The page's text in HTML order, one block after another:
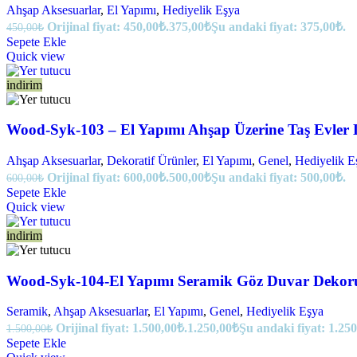
Ahşap Aksesuarlar, El Yapımı, Hediyelik Eşya
450,00₺ Orijinal fiyat: 450,00₺.375,00₺Şu andaki fiyat: 375,00₺.
Sepete Ekle
Quick view
indirim
Wood-Syk-103 – El Yapımı Ahşap Üzerine Taş Evler
Ahşap Aksesuarlar, Dekoratif Ürünler, El Yapımı, Genel, Hediyelik
600,00₺ Orijinal fiyat: 600,00₺.500,00₺Şu andaki fiyat: 500,00₺.
Sepete Ekle
Quick view
indirim
Wood-Syk-104-El Yapımı Seramik Göz Duvar
Seramik, Ahşap Aksesuarlar, El Yapımı, Genel, Hediyelik Eşya
1.500,00₺ Orijinal fiyat: 1.500,00₺.1.250,00₺Şu andaki fiyat:
Sepete Ekle